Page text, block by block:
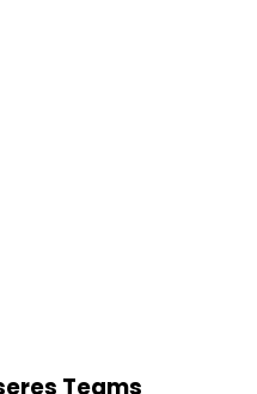
Teams